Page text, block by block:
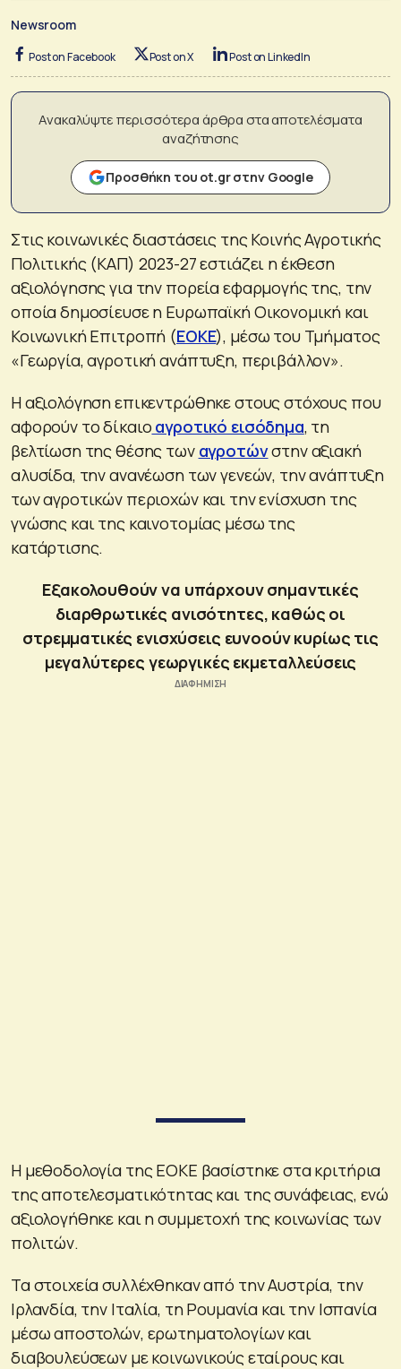
Newsroom
Post on Facebook Post on X Post on LinkedIn
Ανακαλύψτε περισσότερα άρθρα στα αποτελέσματα
αναζήτησης
Προσθήκη του ot.gr στην Google
Στις κοινωνικές διαστάσεις της Κοινής Αγροτικής
Πολιτικής (ΚΑΠ) 2023-27 εστιάζει η έκθεση
αξιολόγησης για την πορεία εφαρμογής της, την
οποία δημοσίευσε η Ευρωπαϊκή Οικονομική και
Κοινωνική Επιτροπή (ΕΟΚΕ), μέσω του Τμήματος
«Γεωργία, αγροτική ανάπτυξη, περιβάλλον».
Η αξιολόγηση επικεντρώθηκε στους στόχους που
αφορούν το δίκαιο αγροτικό εισόδημα, τη
βελτίωση της θέσης των αγροτώνστην αξιακή
αλυσίδα, την ανανέωση των γενεών, την ανάπτυξη
των αγροτικών περιοχών και την ενίσχυση της
γνώσης και της καινοτομίας μέσω της
κατάρτισης.
Εξακολουθούν να υπάρχουν σημαντικές
διαρθρωτικές ανισότητες, καθώς οι
στρεμματικές ενισχύσεις ευνοούν κυρίως τις
μεγαλύτερες γεωργικές εκμεταλλεύσεις
Η μεθοδολογία της ΕΟΚΕ βασίστηκε στα κριτήρια
της αποτελεσματικότητας και της συνάφειας, ενώ
αξιολογήθηκε και η συμμετοχή της κοινωνίας των
πολιτών.
Τα στοιχεία συλλέχθηκαν από την Αυστρία, την
Ιρλανδία, την Ιταλία, τη Ρουμανία και την Ισπανία
μέσω αποστολών, ερωτηματολογίων και
διαβουλεύσεων με κοινωνικούς εταίρους και